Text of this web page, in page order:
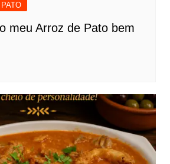
meu Arroz de Pato bem